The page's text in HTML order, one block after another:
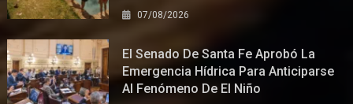
07/08/2026
El Senado De Santa Fe Aprobó La
Emergencia Hídrica Para Anticiparse
Al Fenómeno De El Niño